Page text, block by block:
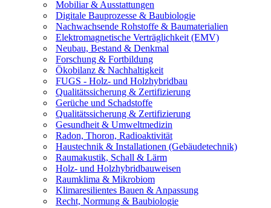
Mobiliar & Ausstattungen
Digitale Bauprozesse & Baubiologie
Nachwachsende Rohstoffe & Baumaterialien
Elektromagnetische Verträglichkeit (EMV)
Neubau, Bestand & Denkmal
Forschung & Fortbildung
Ökobilanz & Nachhaltigkeit
FUGS - Holz- und Holzhybridbau
Qualitätssicherung & Zertifizierung
Gerüche und Schadstoffe
Qualitätssicherung & Zertifizierung
Gesundheit & Umweltmedizin
Radon, Thoron, Radioaktivität
Haustechnik & Installationen (Gebäudetechnik)
Raumakustik, Schall & Lärm
Holz- und Holzhybridbauweisen
Raumklima & Mikrobiom
Klimaresilientes Bauen & Anpassung
Recht, Normung & Baubiologie